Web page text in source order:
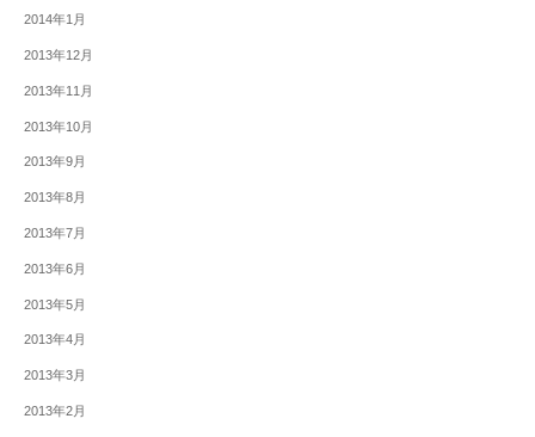
2014年1月
2013年12月
2013年11月
2013年10月
2013年9月
2013年8月
2013年7月
2013年6月
2013年5月
2013年4月
2013年3月
2013年2月